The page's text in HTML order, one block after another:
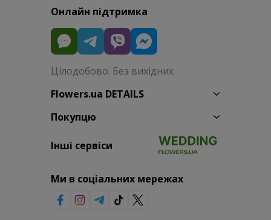
Онлайн підтримка
Цілодобово. Без вихідних
Flowers.ua DETAILS
Покупцю
Інші сервіси
Ми в соціальних мережах